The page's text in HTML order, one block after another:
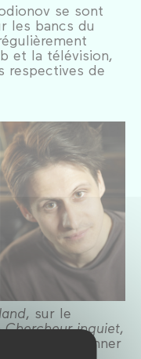
se sont
les bancs du
et la télévision,
respectives de
, sur le
Chercheur inquiet,
Charles Denner